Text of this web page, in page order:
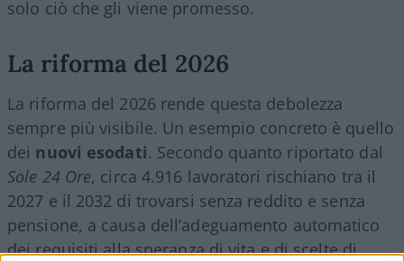
solo ciò che gli viene promesso.
La riforma del 2026
La riforma del 2026 rende questa debolezza
sempre più visibile. Un esempio concreto è quello
dei nuovi esodati. Secondo quanto riportato dal
Sole 24 Ore, circa 4.916 lavoratori rischiano tra il
2027 e il 2032 di trovarsi senza reddito e senza
pensione, a causa dell’adeguamento automatico
dei requisiti alla speranza di vita e di scelte di